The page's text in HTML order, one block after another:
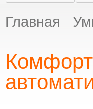
Главная